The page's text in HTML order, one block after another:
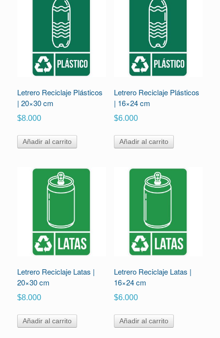
Letrero Reciclaje Plásticos
| 20×30 cm
$8.000
Añadir al carrito
Letrero Reciclaje Plásticos
| 16×24 cm
$6.000
Añadir al carrito
Letrero Reciclaje Latas |
20×30 cm
$8.000
Añadir al carrito
Letrero Reciclaje Latas |
16×24 cm
$6.000
Añadir al carrito